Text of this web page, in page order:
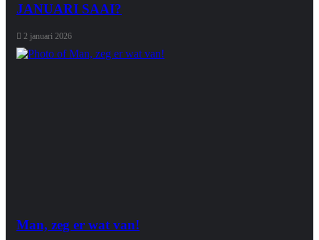
JANUARI SAAI?
2 januari 2026
Man, zeg er wat van!